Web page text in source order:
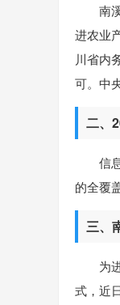
南
进农业
川省内
可。中
二、
信
的全覆
三、
为
式，近